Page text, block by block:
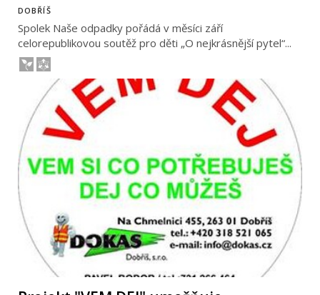
DOBŘÍŠ
Spolek Naše odpadky pořádá v měsíci září
celorepublikovou soutěž pro děti „O nejkrásnější pytel“...